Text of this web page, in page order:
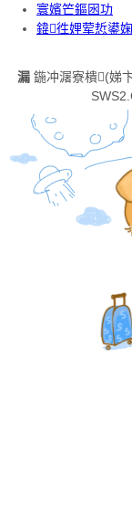
寰嬪笀鏂囦功
鍏徃娌荤悊鍙
漏 鍦冲潳寮樻(娣